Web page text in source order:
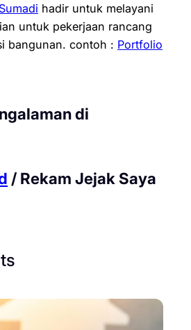
hadir untuk melayani
untuk pekerjaan rancang
bangunan. contoh : Portfolio
di
/ Rekam Jejak Saya